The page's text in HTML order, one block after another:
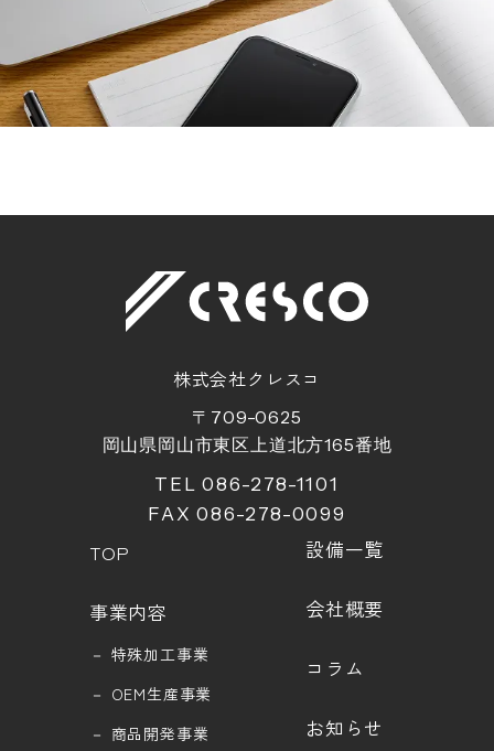
株式会社クレスコ
〒709-0625
岡山県岡山市東区上道北方165番地
TEL 086-278-1101
FAX 086-278-0099
TOP
事業内容
－ 特殊加工事業
－ OEM生産事業
－ 商品開発事業
設備一覧
会社概要
コラム
お知らせ